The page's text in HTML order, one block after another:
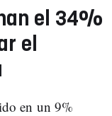
el 34%
el
en un 9%